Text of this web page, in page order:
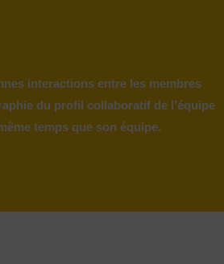
interactions entre les membres
du profil collaboratif de l’équipe
temps que son équipe.